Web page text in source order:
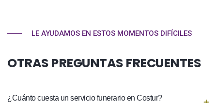
LE AYUDAMOS EN ESTOS MOMENTOS DIFÍCILES
OTRAS PREGUNTAS FRECUENTES
¿Cuánto cuesta un servicio funerario en Costur?